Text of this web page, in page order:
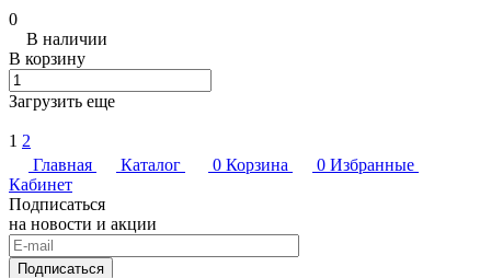
0
В наличии
В корзину
Загрузить еще
1 2
Главная
Каталог 0 Корзина 0 Избранные
Кабинет
Подписаться
на новости и акции
Подписаться